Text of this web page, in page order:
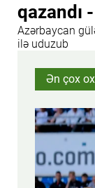
qazandı
Azərbaycan
ilə uduzub
Ən çox